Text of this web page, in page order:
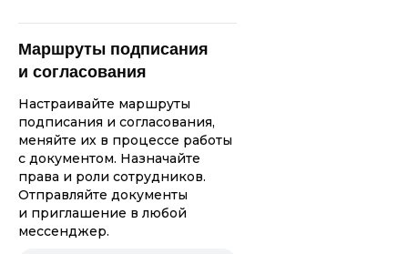
Маршруты подписания
и согласования
Настраивайте маршруты
подписания и согласования,
меняйте их в процессе работы
с документом. Назначайте
права и роли сотрудников.
Отправляйте документы
и приглашение в любой
мессенджер.
признается аналогом
подписи.
Подпись в Nopaper позволяет
определить личность
человека, подписавшего
документ, и проверить,
вносили ли в подписанный
документ изменения после